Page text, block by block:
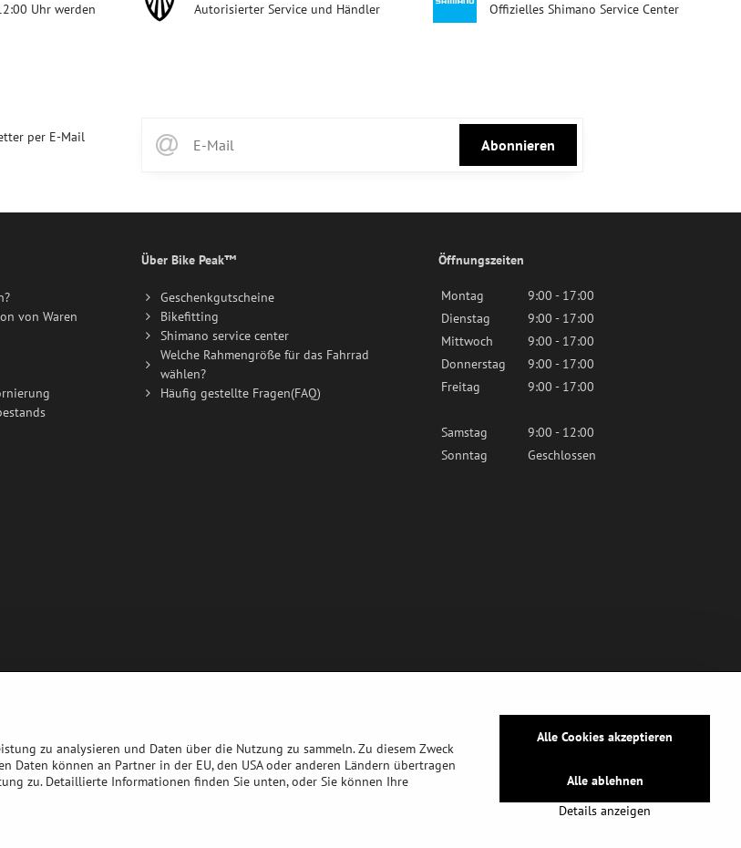
Uhr werden
Autorisierter Service und Händler Offizielles Shimano Service Center
Abonnieren
per E-Mail
von Waren
Über Bike Peak™
Geschenkgutscheine
Bikefitting
Shimano service center
Welche Rahmengröße für das Fahrrad
wählen?
Häufig gestellte Fragen(FAQ)
Öffnungszeiten
Montag
9:00 - 17:00
Dienstag
9:00 - 17:00
Mittwoch
9:00 - 17:00
Donnerstag
9:00 - 17:00
Freitag
9:00 - 17:00
Samstag
9:00 - 12:00
Sonntag
Geschlossen
zu analysieren und Daten über die Nutzung zu sammeln. Zu diesem Zweck
können an Partner in der EU, den USA oder anderen Ländern übertragen
zu. Detaillierte Informationen finden Sie unten, oder Sie können Ihre
Details anzeigen
Alle Cookies akzeptieren
Alle ablehnen